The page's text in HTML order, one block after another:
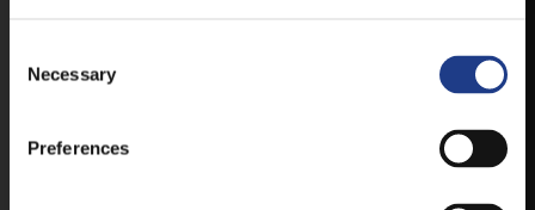
Necessary
Preferences
VÁLTSA MEG JEGYÉT ONLINE, BANKKÁRTYÁS